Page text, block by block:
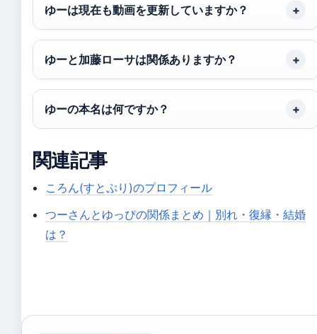
ゆーは現在も動画を更新していますか？
ゆーと加藤ローサは関係ありますか？
ゆーの本名は何ですか？
関連記事
ころん(すとぷり)のプロフィール
つーさんとゆっぴの関係まとめ｜別れ・復縁・結婚
は？